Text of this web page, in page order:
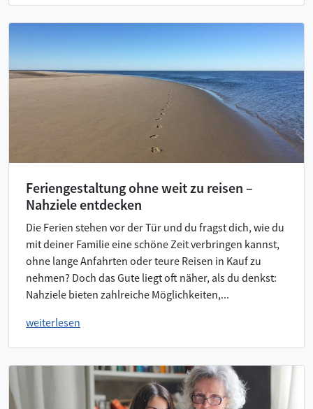
Feriengestaltung ohne weit zu reisen –
Nahziele entdecken
Die Ferien stehen vor der Tür und du fragst dich, wie du
mit deiner Familie eine schöne Zeit verbringen kannst,
ohne lange Anfahrten oder teure Reisen in Kauf zu
nehmen? Doch das Gute liegt oft näher, als du denkst:
Nahziele bieten zahlreiche Möglichkeiten,...
weiterlesen